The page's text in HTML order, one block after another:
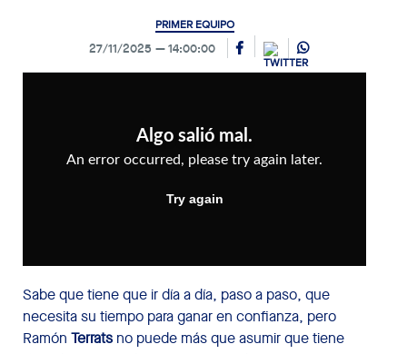
PRIMER EQUIPO
27/11/2025 14:00:00
Sabe que tiene que ir día a día, paso a paso, que
necesita su tiempo para ganar en confianza, pero
Ramón Terrats no puede más que asumir que tiene